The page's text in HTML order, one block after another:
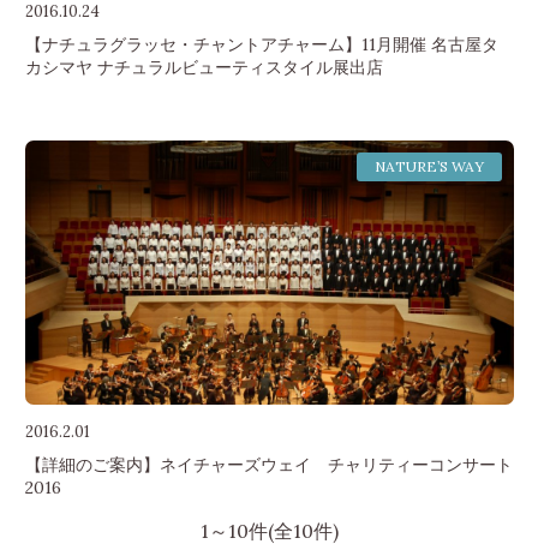
2016.10.24
【ナチュラグラッセ・チャントアチャーム】11月開催 名古屋タ
カシマヤ ナチュラルビューティスタイル展出店
NATURE’S WAY
2016.2.01
【詳細のご案内】ネイチャーズウェイ チャリティーコンサート
2016
1～10件(全10件)